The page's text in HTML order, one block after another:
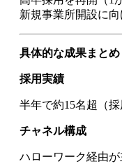
新規事業所開設に向
具体的な成果まとめ
採用実績
半年で約15名超（
チャネル構成
ハローワーク経由